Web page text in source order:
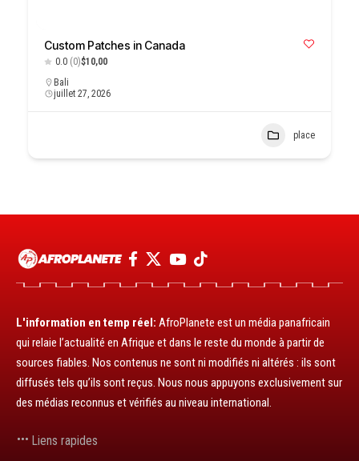
Custom Patches in Canada
0.0 (0)$10,00
Bali
juillet 27, 2026
place
L'information en temp réel: AfroPlanete est un média panafricain
qui relaie l’actualité en Afrique et dans le reste du monde à partir de
sources fiables. Nos contenus ne sont ni modifiés ni altérés : ils sont
diffusés tels qu’ils sont reçus. Nous nous appuyons exclusivement sur
des médias reconnus et vérifiés au niveau international.
Liens rapides